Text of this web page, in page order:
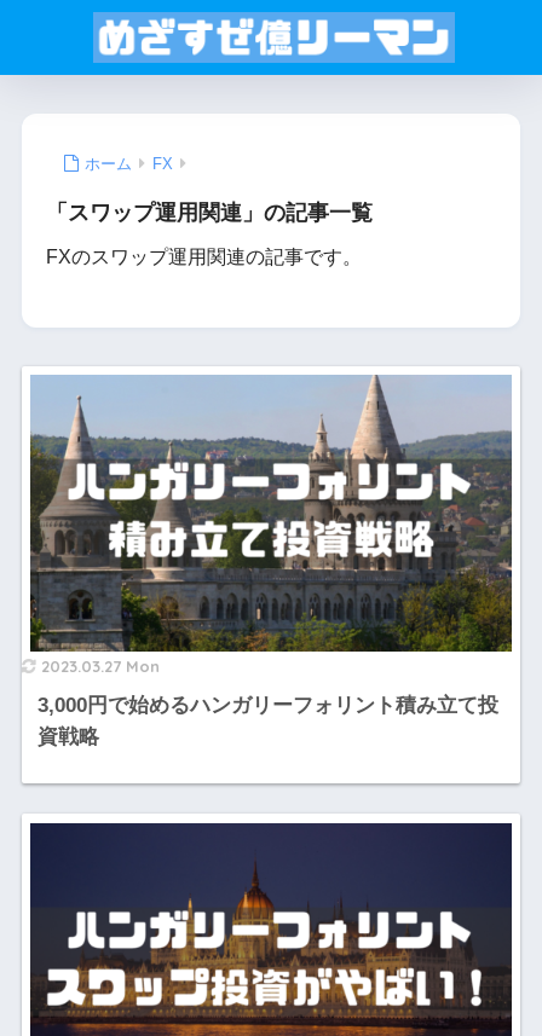
ホーム FX
「スワップ運用関連」の記事一覧
FXのスワップ運用関連の記事です。
2023.03.27 Mon
3,000円で始めるハンガリーフォリント積み立て投
資戦略